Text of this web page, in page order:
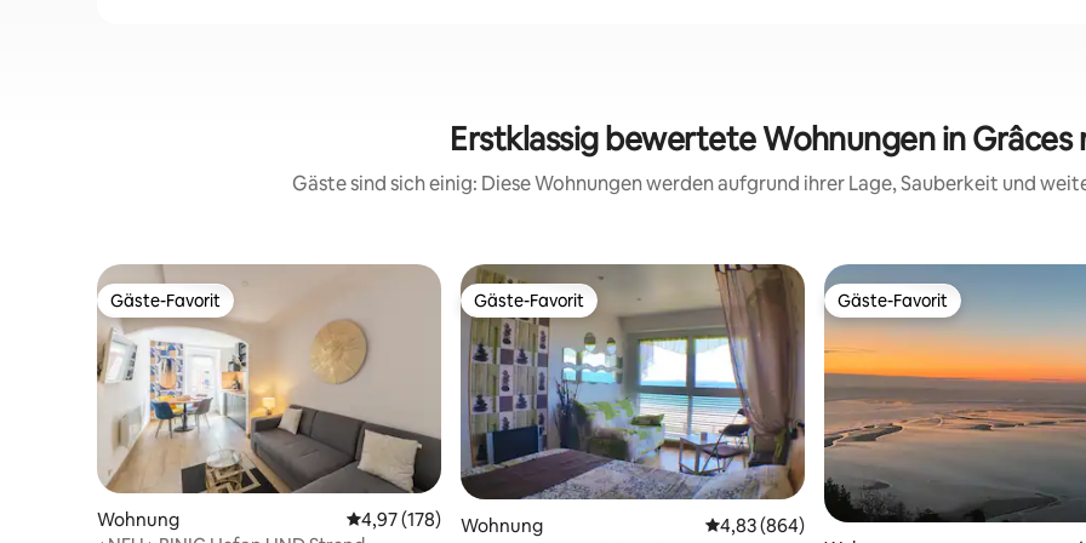
Erstklassig bewertete Wohnungen in Grâces
Gäste sind sich einig: Diese Wohnungen werden aufgrund ihrer Lage, Sauberkeit und
Gäste-Favorit
Gäste-Favorit
Wohnung Durchschnittliche Bewertung: 4,97 von 5, 178 Bewertungen
4,97 (178)
Gäste-Favorit
Gäste-Favorit
Wohnung Durchschnittliche Bewertung: 4,83 von 5,
4,83 (864)
Gäste-Favorit
Gäste-Favorit